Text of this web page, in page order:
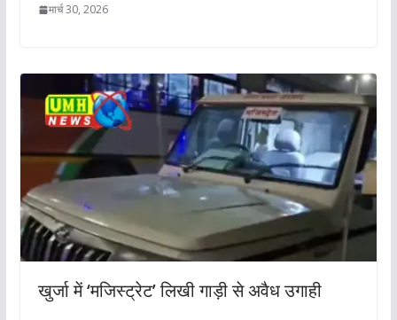
मार्च 30, 2026
खुर्जा में ‘मजिस्ट्रेट’ लिखी गाड़ी से अवैध उगाही